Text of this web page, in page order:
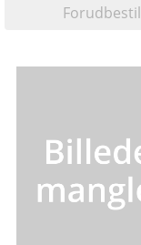
Forudbestil